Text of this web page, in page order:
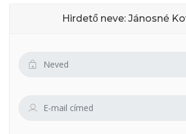
Hirdető neve: Jánosné